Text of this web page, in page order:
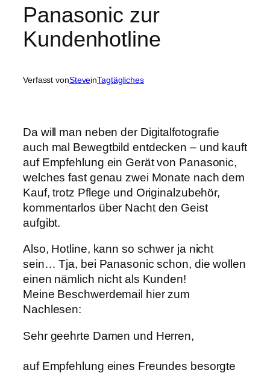
Panasonic zur
Kundenhotline
Verfasst vonSteveinTagtägliches
Da will man neben der Digitalfotografie
auch mal Bewegtbild entdecken – und kauft
auf Empfehlung ein Gerät von Panasonic,
welches fast genau zwei Monate nach dem
Kauf, trotz Pflege und Originalzubehör,
kommentarlos über Nacht den Geist
aufgibt.
Also, Hotline, kann so schwer ja nicht
sein… Tja, bei Panasonic schon, die wollen
einen nämlich nicht als Kunden!
Meine Beschwerdemail hier zum
Nachlesen:
Sehr geehrte Damen und Herren,
auf Empfehlung eines Freundes besorgte